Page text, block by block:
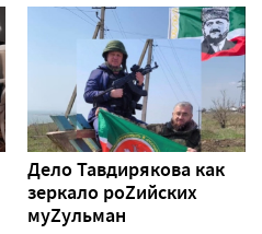
Дело Тавдирякова как
зеркало роZийских
муZульман